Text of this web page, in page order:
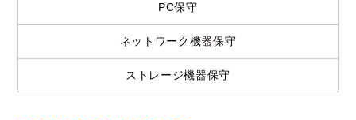
PC保守
ネットワーク機器保守
ストレージ機器保守